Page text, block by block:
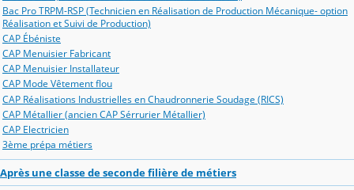
Bac Pro TRPM-RSP (Technicien en Réalisation de Production Mécanique- option
Réalisation et Suivi de Production)
CAP Ébéniste
CAP Menuisier Fabricant
CAP Menuisier Installateur
CAP Mode Vêtement flou
CAP Réalisations Industrielles en Chaudronnerie Soudage (RICS)
CAP Métallier (ancien CAP Sérrurier Métallier)
CAP Electricien
3ème prépa métiers
Après une classe de seconde filière de métiers